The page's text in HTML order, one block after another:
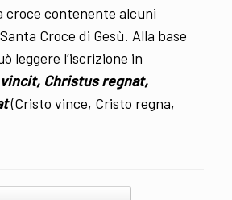
croce contenente alcuni
Croce di Gesù. Alla base
leggere l’iscrizione in
Christus regnat,
(Cristo vince, Cristo regna,